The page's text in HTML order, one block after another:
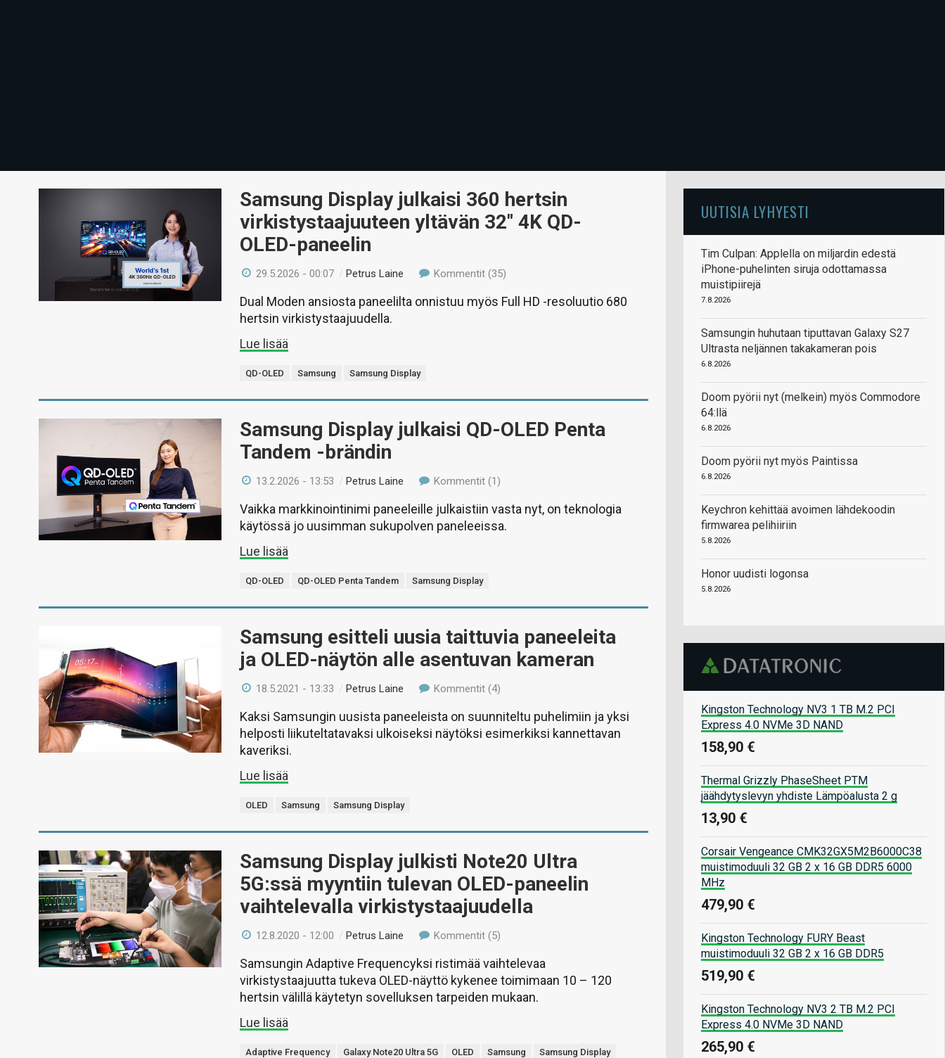
Samsung Display julkaisi 360 hertsin
virkistystaajuuteen yltävän 32″ 4K QD-
OLED-paneelin
29.5.2026 - 00:07 /Petrus Laine Kommentit (35)
Dual Moden ansiosta paneelilta onnistuu myös Full HD -resoluutio 680
hertsin virkistystaajuudella.
Lue lisää
QD-OLED Samsung Samsung Display
Samsung Display julkaisi QD-OLED Penta
Tandem -brändin
13.2.2026 - 13:53 /Petrus Laine Kommentit (1)
Vaikka markkinointinimi paneeleille julkaistiin vasta nyt, on teknologia
käytössä jo uusimman sukupolven paneleeissa.
Lue lisää
QD-OLED QD-OLED Penta Tandem Samsung Display
Samsung esitteli uusia taittuvia paneeleita
ja OLED-näytön alle asentuvan kameran
18.5.2021 - 13:33 /Petrus Laine Kommentit (4)
Kaksi Samsungin uusista paneeleista on suunniteltu puhelimiin ja yksi
helposti liikuteltatavaksi ulkoiseksi näytöksi esimerkiksi kannettavan
kaveriksi.
Lue lisää
OLED Samsung Samsung Display
Samsung Display julkisti Note20 Ultra
5G:ssä myyntiin tulevan OLED-paneelin
vaihtelevalla virkistystaajuudella
12.8.2020 - 12:00 /Petrus Laine Kommentit (5)
Samsungin Adaptive Frequencyksi ristimää vaihtelevaa
virkistystaajuutta tukeva OLED-näyttö kykenee toimimaan 10 – 120
hertsin välillä käytetyn sovelluksen tarpeiden mukaan.
Lue lisää
Adaptive Frequency Galaxy Note20 Ultra 5G OLED Samsung
Samsung Display
UUTISIA LYHYESTI
Tim Culpan: Applella on miljardin edestä
iPhone-puhelinten siruja odottamassa
muistipiirejä
7.8.2026
Samsungin huhutaan tiputtavan Galaxy S27
Ultrasta neljännen takakameran pois
6.8.2026
Doom pyörii nyt (melkein) myös Commodore
64:llä
6.8.2026
Doom pyörii nyt myös Paintissa
6.8.2026
Keychron kehittää avoimen lähdekoodin
firmwarea pelihiiriin
5.8.2026
Honor uudisti logonsa
5.8.2026
Kingston Technology NV3 1 TB M.2 PCI
Express 4.0 NVMe 3D NAND
158,90 €
Thermal Grizzly PhaseSheet PTM
jäähdytyslevyn yhdiste Lämpöalusta 2 g
13,90 €
Corsair Vengeance CMK32GX5M2B6000C38
muistimoduuli 32 GB 2 x 16 GB DDR5 6000
MHz
479,90 €
Kingston Technology FURY Beast
muistimoduuli 32 GB 2 x 16 GB DDR5
519,90 €
Kingston Technology NV3 2 TB M.2 PCI
Express 4.0 NVMe 3D NAND
265,90 €